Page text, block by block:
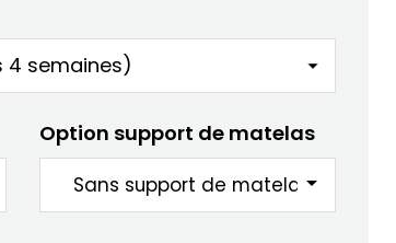
Option support de matelas
arrow_drop_down